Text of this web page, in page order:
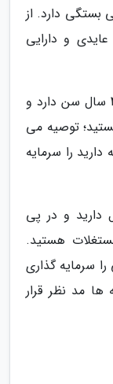
بستگی دارد. از
و دارایی
به عنوان مثال اگر شما فردی هستید که 40 سال سن دارد و
توصیه می
که دارید را سرمایه
اگر سنی بین 20 تا 30 سال دارید و در پی
هستید.
از دارایی را سرمایه گذاری
ها مد نظر قرار